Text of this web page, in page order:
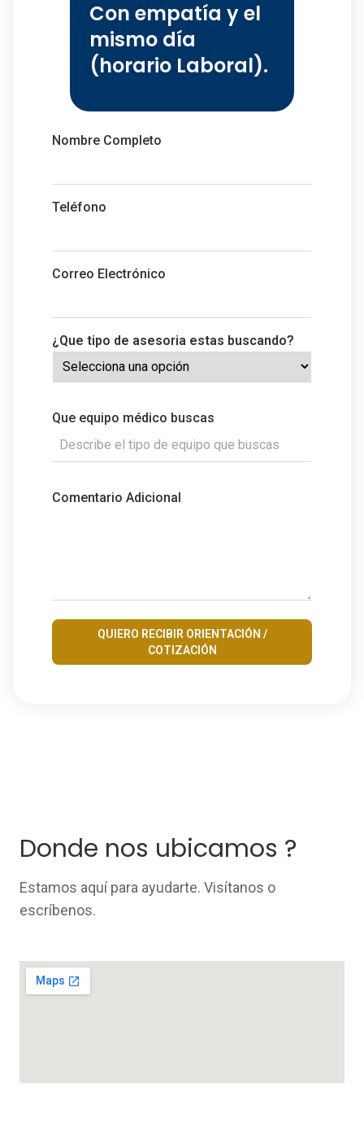
Con empatía y el
mismo día
(horario Laboral).
Nombre Completo
Teléfono
Correo Electrónico
¿Que tipo de asesoria estas buscando?
Que equipo médico buscas
Comentario Adicional
QUIERO RECIBIR ORIENTACIÓN /
COTIZACIÓN
Donde nos ubicamos ?
Estamos aquí para ayudarte. Visítanos o
escríbenos.